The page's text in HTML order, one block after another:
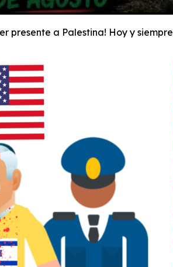
presente a Palestina! Hoy y siempre